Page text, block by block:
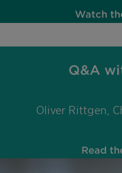
Watch
Q&A
Oliver Rittgen,
Read